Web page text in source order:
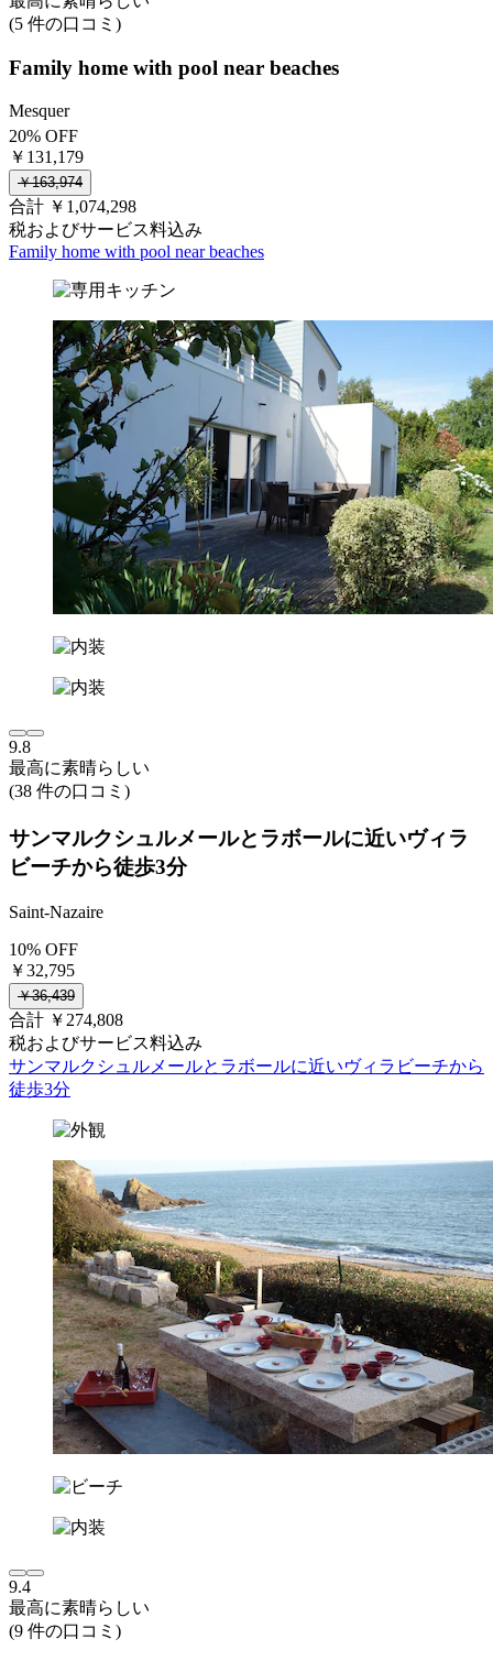
(5 件の口コミ)
Family home with pool near beaches
Mesquer
20% OFF
￥131,179
￥163,974
合計 ￥1,074,298
税およびサービス料込み
Family home with pool near beaches
9.8
最高に素晴らしい
(38 件の口コミ)
サンマルクシュルメールとラボールに近いヴィラ
ビーチから徒歩3分
Saint-Nazaire
10% OFF
￥32,795
￥36,439
合計 ￥274,808
税およびサービス料込み
サンマルクシュルメールとラボールに近いヴィラビーチから
徒歩3分
9.4
最高に素晴らしい
(9 件の口コミ)